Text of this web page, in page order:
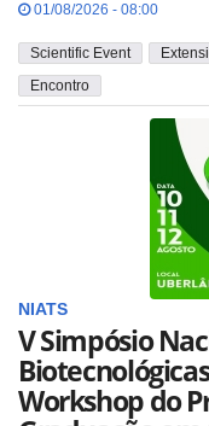
01/08/2026 - 08:00
Scientific Event
Encontro
NIATS
V Simpósio
Workshop do